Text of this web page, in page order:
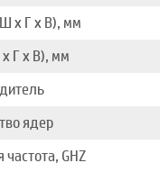
x Г x В), мм
Г x В), мм
ядер
GHZ